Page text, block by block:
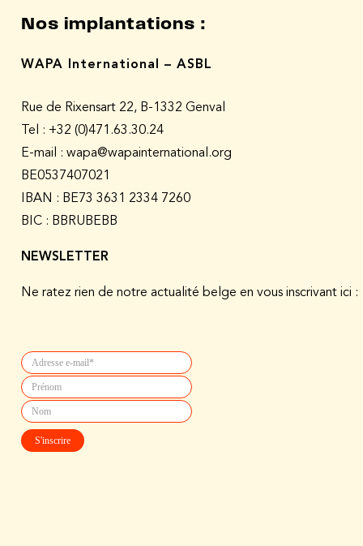
Nos implantations :
WAPA International – ASBL
Rue de Rixensart 22, B-1332 Genval
Tel : +32 (0)471.63.30.24
E-mail : wapa@wapainternational.org
BE0537407021
IBAN : BE73 3631 2334 7260
BIC : BBRUBEBB
NEWSLETTER
Ne ratez rien de notre actualité belge en vous inscrivant ici :